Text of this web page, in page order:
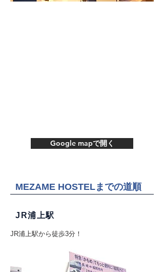
Google mapで開く
MEZAME HOSTELまでの道順
​JR浦上駅
JR浦上駅から徒歩3分！